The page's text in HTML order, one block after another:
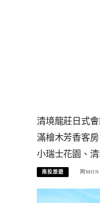
清境龍莊日式
滿檜木芳香客
小瑞士花園、
南投旅遊 阿MON